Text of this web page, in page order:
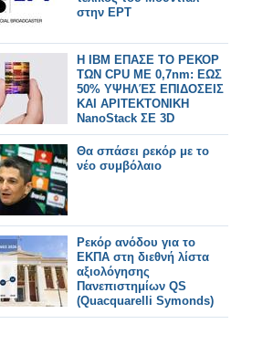
στην ΕΡΤ
Η IBM ΕΠΑΣΕ ΤΟ ΡΕΚΟΡ
ΤΩΝ CPU ΜΕ 0,7nm: ΕΩΣ
50% ΥΨΗΛΈΣ ΕΠΙΔΟΣΕΙΣ
ΚΑΙ ΑΡΙΤΕΚΤΟΝΙΚΗ
NanoStack ΣΕ 3D
Θα σπάσει ρεκόρ με το
νέο συμβόλαιο
Ρεκόρ ανόδου για το
ΕΚΠΑ στη διεθνή λίστα
αξιολόγησης
Πανεπιστημίων QS
(Quacquarelli Symonds)